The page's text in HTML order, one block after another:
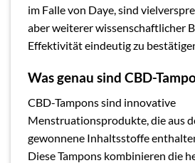
im Falle von Daye, sind
aber weiterer wissenschaftlicher
Effektivität eindeutig zu
Was genau sind CBD-
CBD-Tampons sind innovative
Menstruationsprodukte, die aus
gewonnene Inhaltsstoffe
Diese Tampons kombinieren die